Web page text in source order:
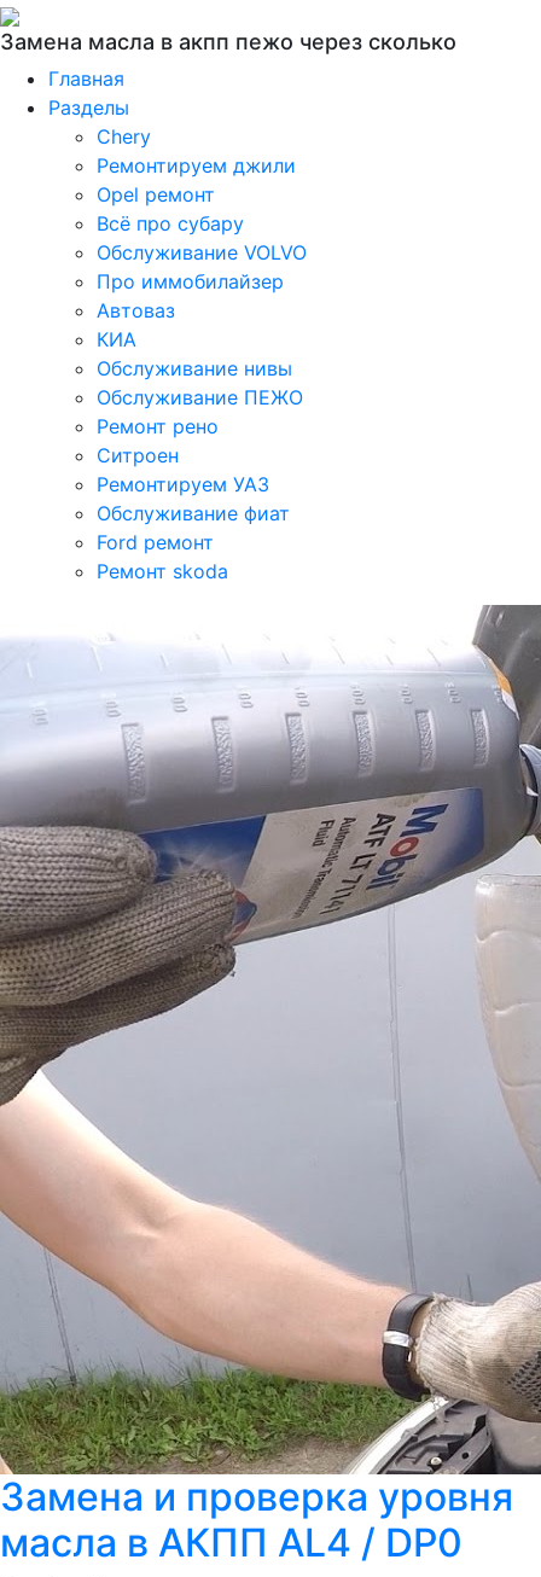
Замена масла в акпп пежо через сколько
Главная
Разделы
Chery
Ремонтируем джили
Opel ремонт
Всё про субару
Обслуживание VOLVO
Про иммобилайзер
Автоваз
КИА
Обслуживание нивы
Обслуживание ПЕЖО
Ремонт рено
Ситроен
Ремонтируем УАЗ
Обслуживание фиат
Ford ремонт
Ремонт skoda
Замена и проверка уровня
масла в АКПП AL4 / DP0